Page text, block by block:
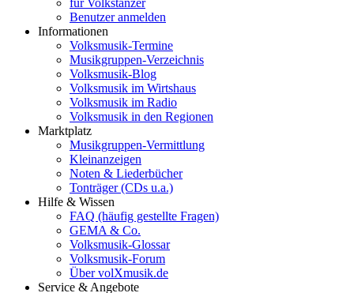
für Volkstänzer
Benutzer anmelden
Informationen
Volksmusik-Termine
Musikgruppen-Verzeichnis
Volksmusik-Blog
Volksmusik im Wirtshaus
Volksmusik im Radio
Volksmusik in den Regionen
Marktplatz
Musikgruppen-Vermittlung
Kleinanzeigen
Noten & Liederbücher
Tonträger (CDs u.a.)
Hilfe & Wissen
FAQ (häufig gestellte Fragen)
GEMA & Co.
Volksmusik-Glossar
Volksmusik-Forum
Über volXmusik.de
Service & Angebote